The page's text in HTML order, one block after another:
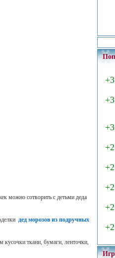
можно сотворить с детьми деда
дед морозов из подручных
ткани, бумаги, ленточки,
+3
+3
+3
+2
+2
+2
+2
+2